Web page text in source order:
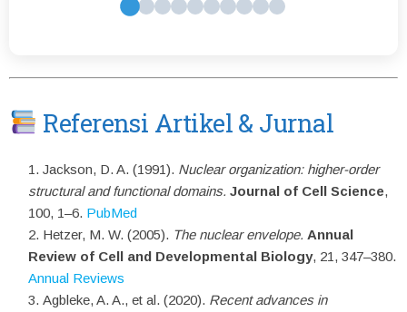
Referensi Artikel & Jurnal
Jackson, D. A. (1991). Nuclear organization: higher-order
structural and functional domains. Journal of Cell Science,
100, 1–6. PubMed
Hetzer, M. W. (2005). The nuclear envelope. Annual
Review of Cell and Developmental Biology, 21, 347–380.
Annual Reviews
Agbleke, A. A., et al. (2020). Recent advances in